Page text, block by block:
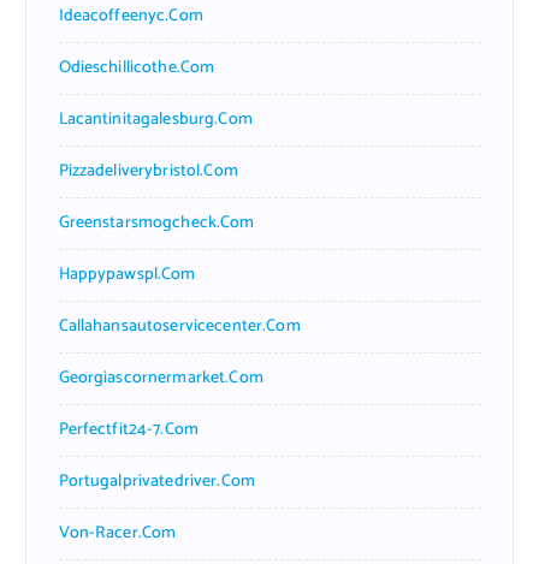
Ideacoffeenyc.com
Odieschillicothe.com
Lacantinitagalesburg.com
Pizzadeliverybristol.com
Greenstarsmogcheck.com
Happypawspl.com
Callahansautoservicecenter.com
Georgiascornermarket.com
Perfectfit24-7.com
Portugalprivatedriver.com
Von-Racer.com